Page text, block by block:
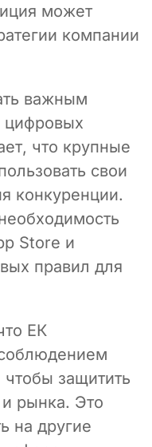
может
компании
важным
цифровых
что крупные
свои
конкуренции.
Store и
правил для
ЕК
защитить
рынка. Это
на другие